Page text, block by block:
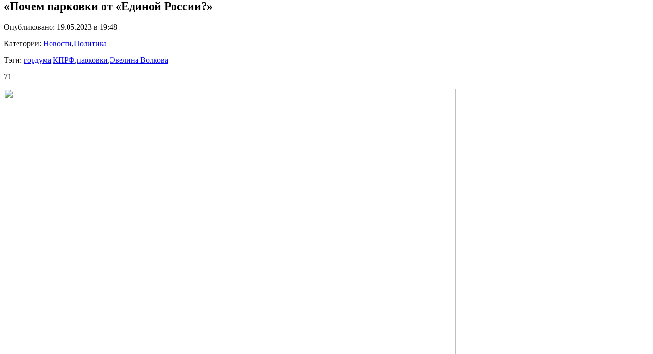
«Почем парковки от «Единой России?»
Опубликовано: 19.05.2023 в 19:48
Категории: Новости,Политика
Тэги: гордума,КПРФ,парковки,Эвелина Волкова
71